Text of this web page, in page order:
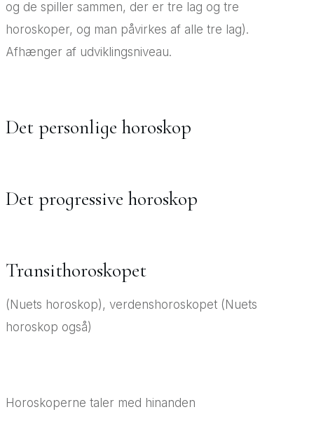
og de spiller sammen, der er tre lag og tre
horoskoper, og man påvirkes af alle tre lag).
Afhænger af udviklingsniveau.
Det personlige horoskop
Det progressive horoskop
Transithoroskopet
(Nuets horoskop), verdenshoroskopet (Nuets
horoskop også)
Horoskoperne taler med hinanden